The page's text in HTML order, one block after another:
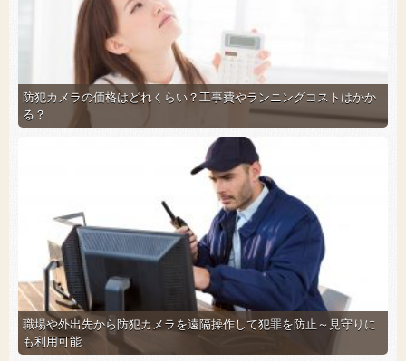
防犯カメラの価格はどれくらい？工事費やランニングコストはかか
る？
職場や外出先から防犯カメラを遠隔操作して犯罪を防止～見守りに
も利用可能